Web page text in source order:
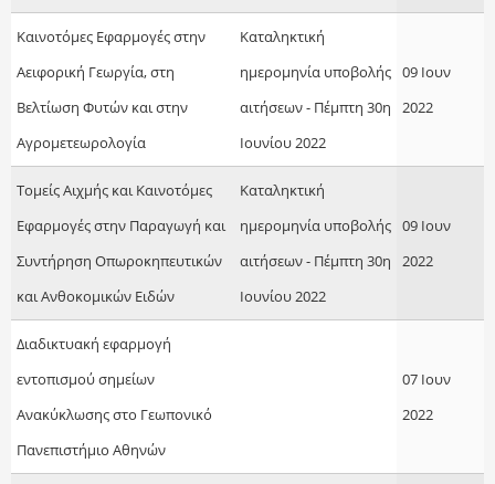
Καινοτόμες Εφαρμογές στην
Αειφορική Γεωργία, στη
Βελτίωση Φυτών και στην
Αγρομετεωρολογία
Kαταληκτική
ημερομηνία υποβολής
αιτήσεων - Πέμπτη 30η
Ιουνίου 2022
09 Ιουν
2022
Τομείς Αιχμής και Καινοτόμες
Εφαρμογές στην Παραγωγή και
Συντήρηση Οπωροκηπευτικών
και Ανθοκομικών Ειδών
Kαταληκτική
ημερομηνία υποβολής
αιτήσεων - Πέμπτη 30η
Ιουνίου 2022
09 Ιουν
2022
Διαδικτυακή εφαρμογή
εντοπισμού σημείων
Ανακύκλωσης στο Γεωπονικό
Πανεπιστήμιο Αθηνών
07 Ιουν
2022